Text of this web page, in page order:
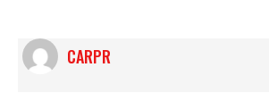
CARPR